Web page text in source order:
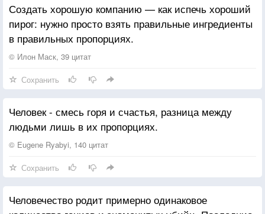
Создать хорошую компанию — как испечь хороший
пирог: нужно просто взять правильные ингредиенты
в правильных пропорциях.
© Илон Маск, 39 цитат
Сохранить
Человек - смесь горя и счастья, разница между
людьми лишь в их пропорциях.
© Eugene Ryabyi, 140 цитат
Сохранить
Человечество родит примерно одинаковое